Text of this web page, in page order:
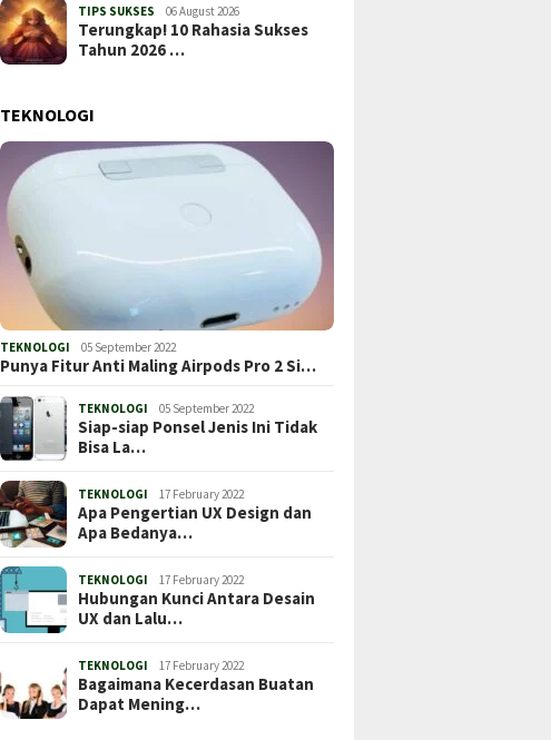
TIPS SUKSES 06 August 2026
Terungkap! 10 Rahasia Sukses
Tahun 2026 …
TEKNOLOGI
TEKNOLOGI 05 September 2022
Punya Fitur Anti Maling Airpods Pro 2 Si…
TEKNOLOGI 05 September 2022
Siap-siap Ponsel Jenis Ini Tidak
Bisa La…
TEKNOLOGI 17 February 2022
Apa Pengertian UX Design dan
Apa Bedanya…
TEKNOLOGI 17 February 2022
Hubungan Kunci Antara Desain
UX dan Lalu…
TEKNOLOGI 17 February 2022
Bagaimana Kecerdasan Buatan
Dapat Mening…